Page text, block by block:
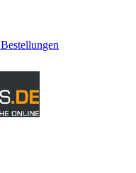
Bestellungen